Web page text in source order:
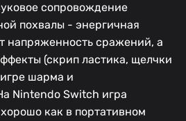
сопровождение
похвалы - энергичная
напряженность сражений, а
(скрип ластика, щелчки
шарма и
Nintendo Switch игра
как в портативном